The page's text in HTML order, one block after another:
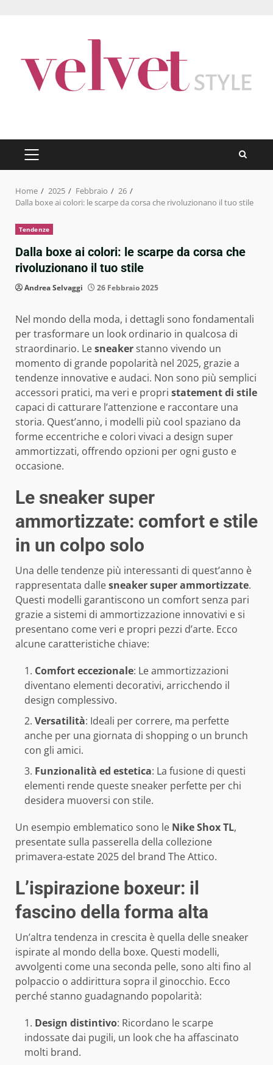
PRIMARY
MENU
Home 2025 Febbraio
26
Dalla boxe ai colori: le scarpe da corsa che rivoluzionano il tuo stile
Tendenze
Dalla boxe ai colori: le scarpe da corsa che
rivoluzionano il tuo stile
Andrea Selvaggi 26 Febbraio 2025
Nel mondo della moda, i dettagli sono fondamentali
per trasformare un look ordinario in qualcosa di
straordinario. Lesneakerstanno vivendo un
momento di grande popolarità nel 2025, grazie a
tendenze innovative e audaci. Non sono più semplici
accessori pratici, ma veri e propri statement di stile
capaci di catturare l’attenzione e raccontare una
storia. Quest’anno, i modelli più cool spaziano da
forme eccentriche e colori vivaci a design super
ammortizzati, offrendo opzioni per ogni gusto e
occasione.
Le sneaker super
ammortizzate: comfort e stile
in un colpo solo
Una delle tendenze più interessanti di quest’anno è
rappresentata dallesneaker super ammortizzate.
Questi modelli garantiscono un comfort senza pari
grazie a sistemi di ammortizzazione innovativi e si
presentano come veri e propri pezzi d’arte. Ecco
alcune caratteristiche chiave:
Comfort eccezionale: Le ammortizzazioni
diventano elementi decorativi, arricchendo il
design complessivo.
Versatilità: Ideali per correre, ma perfette
anche per una giornata di shopping o un brunch
con gli amici.
Funzionalità ed estetica: La fusione di questi
elementi rende queste sneaker perfette per chi
desidera muoversi con stile.
Un esempio emblematico sono le Nike Shox TL,
presentate sulla passerella della collezione
primavera-estate 2025 del brand The Attico.
L’ispirazione boxeur: il
fascino della forma alta
Un’altra tendenza in crescita è quella delle sneaker
ispirate al mondo della boxe. Questi modelli,
avvolgenti come una seconda pelle, sono alti fino al
polpaccio o addirittura sopra il ginocchio. Ecco
perché stanno guadagnando popolarità:
Design distintivo: Ricordano le scarpe
indossate dai pugili, un look che ha affascinato
molti brand.